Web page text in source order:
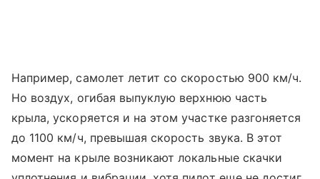
Например, самолет летит со скоростью 900 км/ч.
Но воздух, огибая выпуклую верхнюю часть
крыла, ускоряется и на этом участке разгоняется
до 1100 км/ч, превышая скорость звука. В этот
момент на крыле возникают локальные скачки